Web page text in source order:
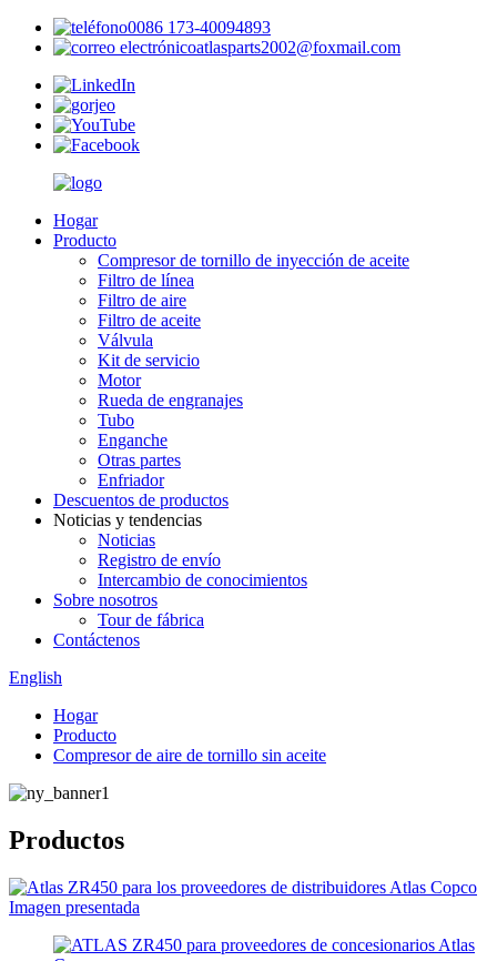
0086 173-40094893
atlasparts2002@foxmail.com
Hogar
Producto
Compresor de tornillo de inyección de aceite
Filtro de línea
Filtro de aire
Filtro de aceite
Válvula
Kit de servicio
Motor
Rueda de engranajes
Tubo
Enganche
Otras partes
Enfriador
Descuentos de productos
Noticias y tendencias
Noticias
Registro de envío
Intercambio de conocimientos
Sobre nosotros
Tour de fábrica
Contáctenos
English
Hogar
Producto
Compresor de aire de tornillo sin aceite
Productos